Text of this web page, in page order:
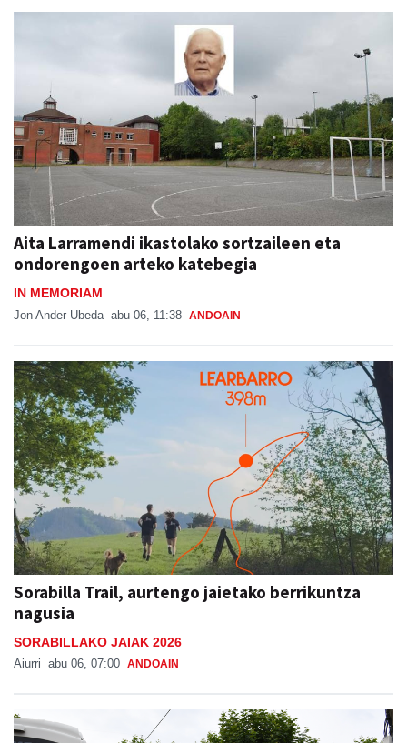
Aita Larramendi ikastolako sortzaileen eta
ondorengoen arteko katebegia
IN MEMORIAM
Jon Ander Ubeda abu 06, 11:38 ANDOAIN
Sorabilla Trail, aurtengo jaietako berrikuntza
nagusia
SORABILLAKO JAIAK 2026
Aiurri abu 06, 07:00 ANDOAIN